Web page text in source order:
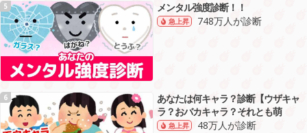
5 メンタル強度診断！！
急上昇 748万人が診断
6
あなたは何キャラ？診断【ウザキャ
ラ？おバカキャラ？それとも萌
急上昇 48万人が診断